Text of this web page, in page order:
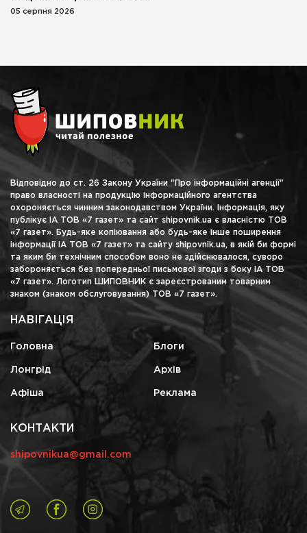
05 серпня 2026
Відповідно до ст. 26 Закону України "Про інформаційні агенції"
право власності на продукцію інформаційного агентства
охороняється чинним законодавством України. Інформація, яку
публікує ІА ТОВ «7 газет» та сайт shipovnik.ua є власністю ТОВ
«7 газет». Будь-яке копіювання або будь-яке інше поширення
інформації ІА ТОВ «7 газет» та сайту shipovnik.ua, в якій би формі
та яким би технічним способом воно не здійснювалося, суворо
забороняється без попередньої письмової згоди з боку ІА ТОВ
«7 газет». Логотип ШИПОВНИК є зареєстрованим товарним
знаком (знаком обслуговування) ТОВ «7 газет».
НАВІГАЦІЯ
Головна Блоги
Лонгрід Архів
Афіша Реклама
КОНТАКТИ
shipovnikua@gmail.com